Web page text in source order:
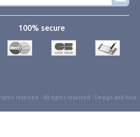
100% secure
reserved - All rights reserved - Design and host :